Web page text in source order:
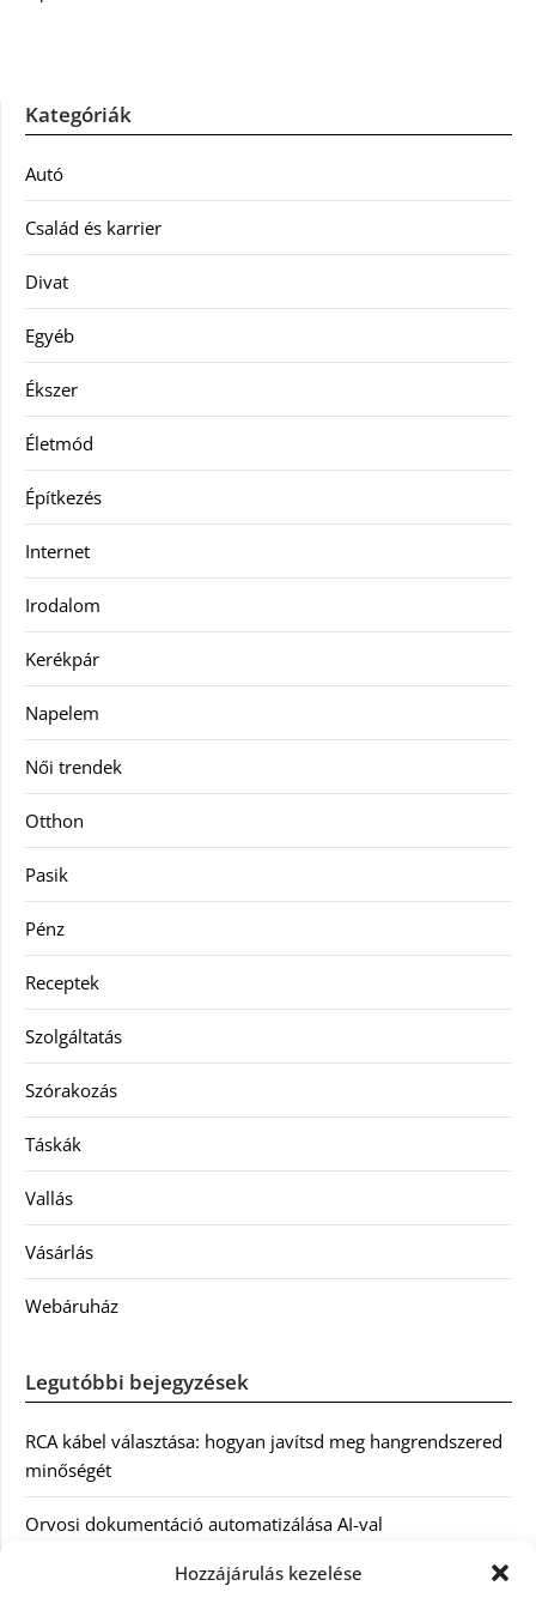
Hozzájárulás kezelése
Kategóriák
Autó
Család és karrier
Divat
Egyéb
Ékszer
Életmód
Építkezés
Internet
Irodalom
Kerékpár
Napelem
Női trendek
Otthon
Pasik
Pénz
Receptek
Szolgáltatás
Szórakozás
Táskák
Vallás
Vásárlás
Webáruház
Legutóbbi bejegyzések
RCA kábel választása: hogyan javítsd meg hangrendszered
minőségét
Orvosi dokumentáció automatizálása AI-val